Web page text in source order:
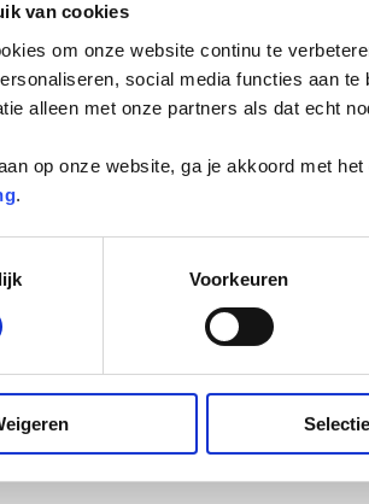
van cookies
om onze website continu te
social media functies aan
alleen met onze partners als dat echt
op onze website, ga je akkoord met
.
Voorkeuren
bougiekabels;
te voorkomen